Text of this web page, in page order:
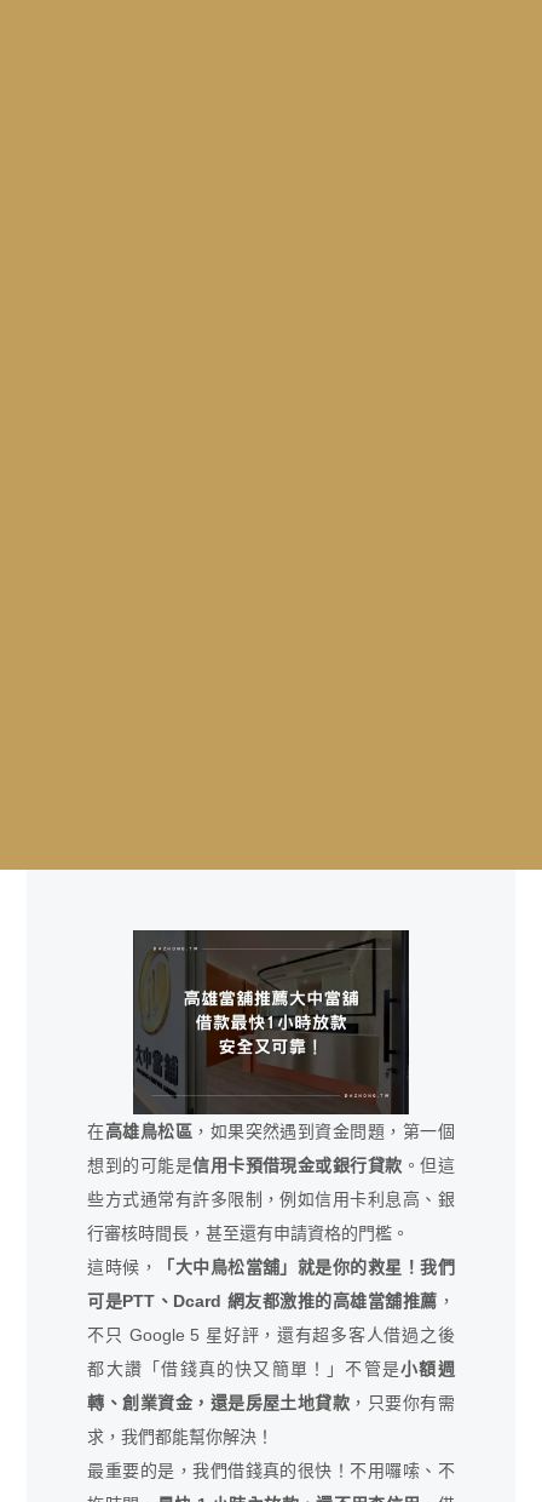
在高雄鳥松區 ，如果突然遇到資金問題，第一個
想到的可能是信用卡預借現金或銀行貸款 。但這
些方式通常有許多限制，例如信用卡利息高、銀
行審核時間長，甚至還有申請資格的門檻。
這時候，
「大中鳥松當舖」就是你的救星！我們
可是PTT、Dcard 網友都激推的高雄當舖推薦 ，
不只 Google 5 星好評，還有超多客人借過之後
都大讚「借錢真的快又簡單！」不管是小額週
轉、創業資金，還是房屋土地貸款 ，只要你有需
求，我們都能幫你解決！
最重要的是，我們借錢真的很快！不用囉嗦、不